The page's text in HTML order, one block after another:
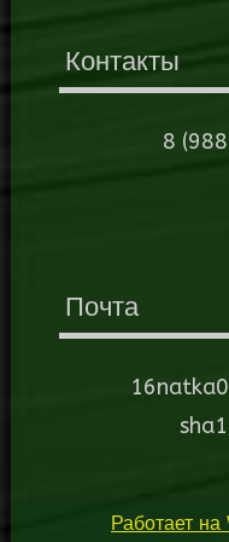
Контакты
8
Почта
Работает